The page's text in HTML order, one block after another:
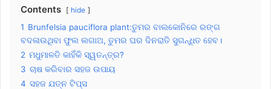
Contents hide
1 Brunfelsia pauciflora plant:ତୁମର ବାଲକୋନିରେ ରଙ୍ଗ
ବଦଳାଉଥିବା ଫୁଲ ଲଗାଅ, ତୁମର ଘର ଦିନରାତି ସୁଗନ୍ଧିତ ହେବ।
2 ମଧୁମାଳତି କାହିଁକି ସ୍ୱତନ୍ତ୍ର?
3 ଚାଷ କରିବାର ସହଜ ଉପାୟ
4 ସହଜ ଯତ୍ନ ଟିପ୍ସ